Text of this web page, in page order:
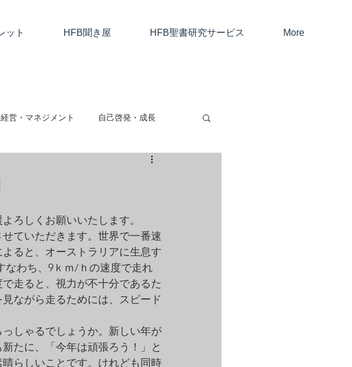
ット HFB聞き屋 HFB聖書研究サービス More
経営・マネジメント 自己啓発・成長
ベント クリスチャン
ろしくお願いいたします。
ていただきます。世界で一番速
ると、オーストラリアに生息す
なわち、9ｋｍ/ｈの速度で走れ
走ると、視力が不十分であるた
ながら走るためには、スピード
しゃるでしょうか。新しい年が
たに、「今年は頑張ろう！」と
らしいことです。けれども同時